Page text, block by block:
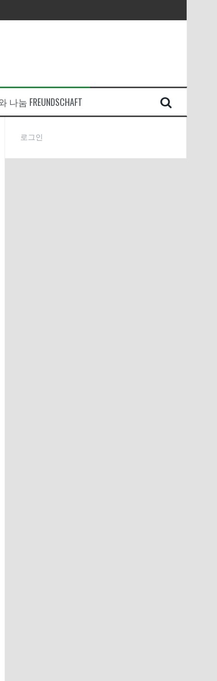
나눔 FREUNDSCHAFT
로그인